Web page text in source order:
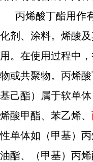
丙烯酸丁酯用作
化剂、涂料。烯酸
用。在使用过程中
物或共聚物。丙烯
基己酯）属于软单
烯酸甲酯、苯乙烯、
性单体如（甲基）
油酯、（甲基）丙